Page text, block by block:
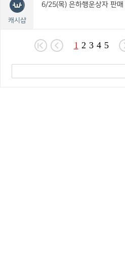
캐시샵
6/25(목) 은하행운상자 판매
1 2 3 4 5